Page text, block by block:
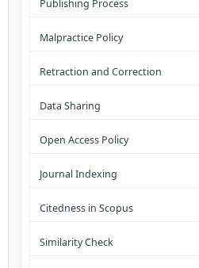
Publishing Process
Malpractice Policy
Retraction and Correction
Data Sharing
Open Access Policy
Journal Indexing
Citedness in Scopus
Similarity Check